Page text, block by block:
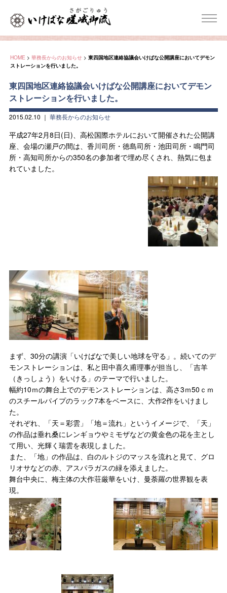
HOME > 華務長からのお知らせ > 東四国地区連絡協議会いけばな公開講座においてデモン
ストレーションを行いました。
東四国地区連絡協議会いけばな公開講座においてデモン
ストレーションを行いました。
2015.02.10 ｜ 華務長からのお知らせ
平成27年2月8日(日)、高松国際ホテルにおいて開催された公開講
座、会場の瀬戸の間は、香川司所・徳島司所・池田司所・鳴門司
所・高知司所からの350名の参加者で埋め尽くされ、熱気に包ま
れていました。
まず、30分の講演「いけばなで美しい地球を守る」。続いてのデ
モンストレーションは、私と田中喜久甫理事が担当し、「吉羊
（きっしょう）をいける」のテーマで行いました。
幅約10ｍの舞台上でのデモンストレーションは、高さ3ｍ50ｃｍ
のスチールパイプのラック7本をベースに、大作2作をいけまし
た。
それぞれ、「天＝彩雲」「地＝流れ」というイメージで、「天」
の作品は垂れ桑にレンギョウやミモザなどの黄金色の花を主とし
て用い、光輝く瑞雲を表現しました。
また、「地」の作品は、白のルトジのマッスを流れと見て、グロ
リオサなどの赤、アスパラガスの緑を添えました。
舞台中央に、梅主体の大作荘厳華をいけ、曼荼羅の世界観を表
現。